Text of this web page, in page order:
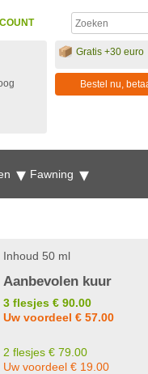
Gratis +30 euro
Bestel nu,
Fawning
Inhoud 50 ml
Aanbevolen kuur
3 flesjes € 90.00
Uw voordeel € 57.00
2 flesjes € 79.00
Uw voordeel € 19.00